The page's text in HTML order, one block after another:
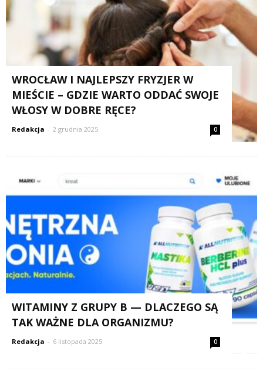
WROCŁAW I NAJLEPSZY FRYZJER W
MIEŚCIE – GDZIE WARTO ODDAĆ SWOJE
WŁOSY W DOBRE RĘCE?
Redakcja - 2 grudnia 2025 0
WITAMINY Z GRUPY B — DLACZEGO SĄ
TAK WAŻNE DLA ORGANIZMU?
Redakcja - 6 listopada 2025 0